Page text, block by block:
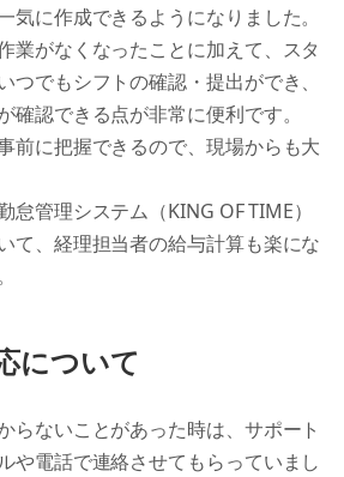
気に作成できるようになりました。
業がなくなったことに加えて、スタ
つでもシフトの確認・提出ができ、
確認できる点が非常に便利です。
前に把握できるので、現場からも大
管理システム（KING OF TIME）
て、経理担当者の給与計算も楽にな
について
らないことがあった時は、サポート
や電話で連絡させてもらっていまし